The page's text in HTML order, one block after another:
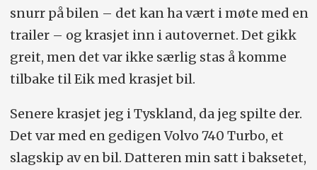
snurr på bilen – det kan ha vært i møte med en
trailer – og krasjet inn i autovernet. Det gikk
greit, men det var ikke særlig stas å komme
tilbake til Eik med krasjet bil.
Senere krasjet jeg i Tyskland, da jeg spilte der.
Det var med en gedigen Volvo 740 Turbo, et
slagskip av en bil. Datteren min satt i baksetet,